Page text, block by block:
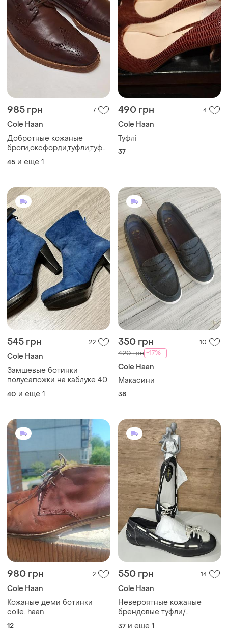
985 грн 7
Cole Haan
Добротные кожаные
броги,оксфорди,туфли,туфлі
бренда cole haan
45 и еще 1
490 грн 4
Cole Haan
Туфлі
37
545 грн 22
Cole Haan
Замшевые ботинки
полусапожки на каблуке 40
40 и еще 1
350 грн 10
420 грн -17%
Cole Haan
Макасини
38
980 грн 2
Cole Haan
Кожаные деми ботинки
colle. haan
12
550 грн 14
Cole Haan
Невероятные кожаные
брендовые туфли/
мокасины
37 и еще 1